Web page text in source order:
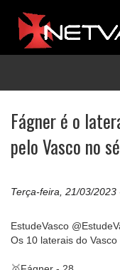
Fágner é o
pelo Vasco no
Terça-feira, 21/03/2023
EstudeVasco
Os 10 laterais do